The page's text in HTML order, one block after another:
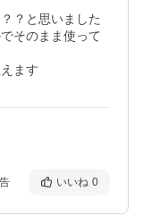
？と思いました
そのまま使って
ます
いいね 0